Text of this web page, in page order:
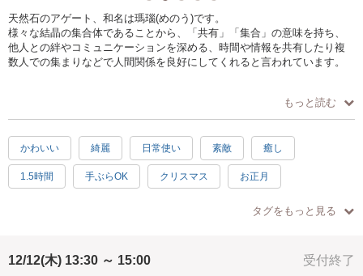
天然石のアゲート、和名は瑪瑙(めのう)です。
様々な結晶の集合体であることから、「共有」「集合」の意味を持ち、
他人との絆やコミュニケーションを深める、時間や情報を共有したり複
数人での集まりなどで人間関係を良好にしてくれると言われています。
クリスマスに、新年に、おもてなしのプレートに目を引くデコレーショ
ンです。
アクセサリートレイなどにもオシャレで可愛い。
天然石のため、色・柄に個体差があります。先着順にお選び頂きます。
もっと読む
かわいい 綺麗 日常使い 素敵 癒し
1.5時間 手ぶらOK クリスマス お正月
タグをもっと見る
受付終了
12/12(木) 13:30 ～ 15:00